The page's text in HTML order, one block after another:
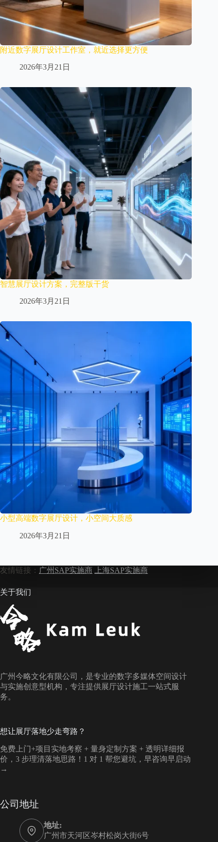
附近数字展厅设计工作室，就近选择更方便
2026年3月21日
智慧展厅设计方案，完整版干货
2026年3月21日
小型高端数字展厅设计，小空间大质感
2026年3月21日
友情链接： 广州SAP实施商 上海SAP实施商
关于我们
广州今略文化有限公司，是专业的数字多媒体空间设计
与实施创意型机构，专注提供展厅设计施工一站式服
务。
想让展厅落地少走弯路？
免费上门+项目实地考察 + 量身定制方案 + 透明详细报
价，3 步理清落地思路！1 对 1 帮您避坑，早咨询早启动
→
公司地址
地址:
广州市天河区岑村松岗大街6号